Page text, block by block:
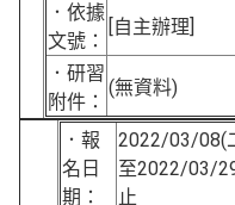
．依據
文號：
[自主辦理]
．研習
附件：
(無資料)
．報
名日
期：
2022/03/08(
至2022/03/
止